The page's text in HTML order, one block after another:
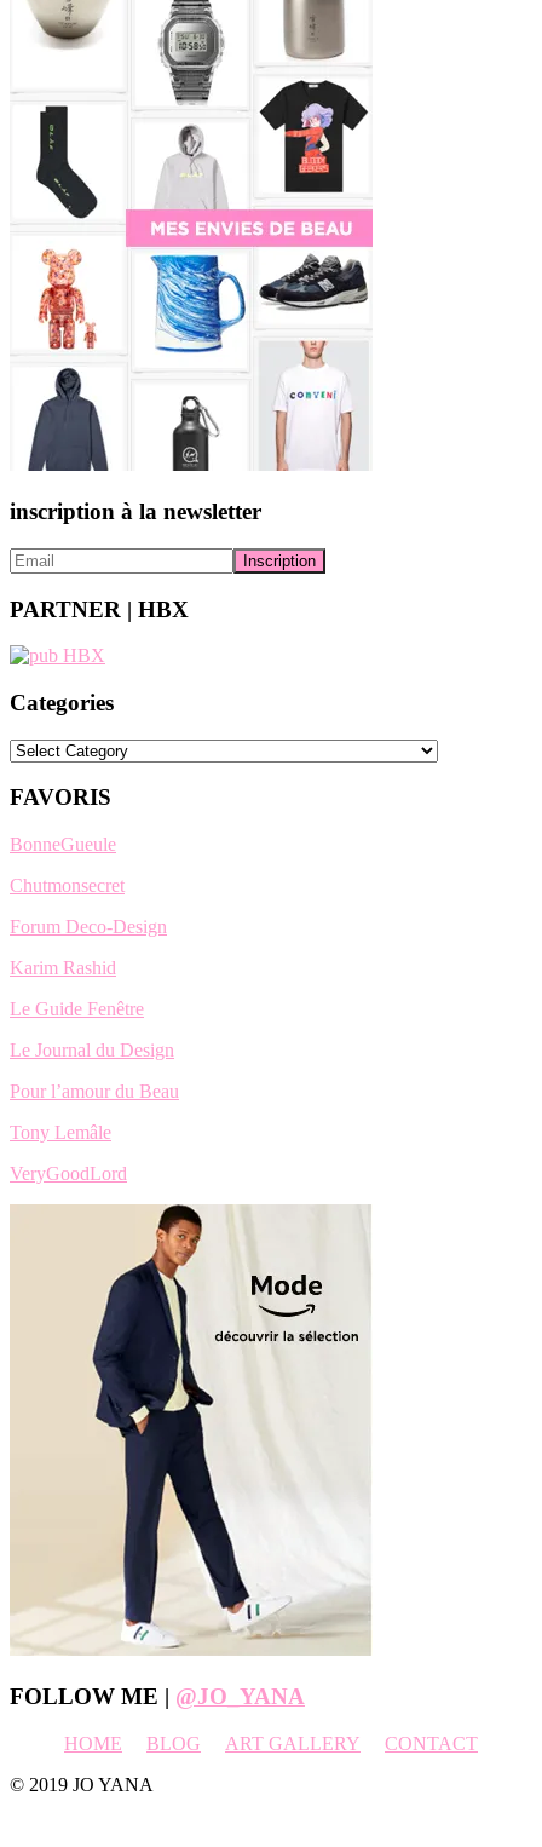
inscription à la newsletter
PARTNER | HBX
Categories
Categories
FAVORIS
BonneGueule
Chutmonsecret
Forum Deco-Design
Karim Rashid
Le Guide Fenêtre
Le Journal du Design
Pour l’amour du Beau
Tony Lemâle
VeryGoodLord
Footer
FOLLOW ME | @JO_YANA
HOME BLOG ART GALLERY
CONTACT
© 2019 JO YANA